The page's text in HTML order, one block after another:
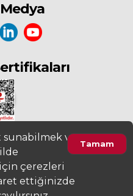
Teknolojileri LTD. ŞTİ. Her
Kullanım Sözleşmesi
Tamam
sunabilmek ve
için çerezleri
ettiğinizde
Filtrele